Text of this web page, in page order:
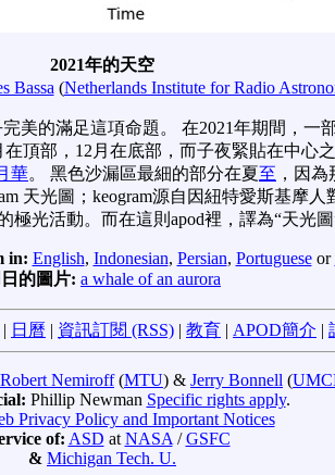
2021年的天空
Bassa (Netherlands Institute for Radio
美的滿足這項命題。 在2021年期間，一
在頂部，12月在底部，而子夜緊貼在中心
華。 黑色沙漏區最細的部分在夏至 ，因
天光圖；keogram源自因紐特愛斯基摩
光活動。而在這則apod裡，譯為“天光圖
in: English, Indonesian, Persian, Portugueseor
的圖片: a whale of an aurora
| 日曆 | 資訊訂閱 (RSS) | 教育 | APOD簡介 |
Robert Nemiroff(MTU) & Jerry Bonnell (
Phillip Newman Specific rights apply.
Privacy Policy and Important Notices
of: ASD at NASA /GSFC
& Michigan Tech. U.